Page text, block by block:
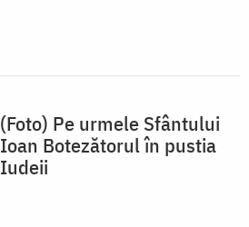
(Foto) Pe urmele Sfântului
Ioan Botezătorul în pustia
Iudeii